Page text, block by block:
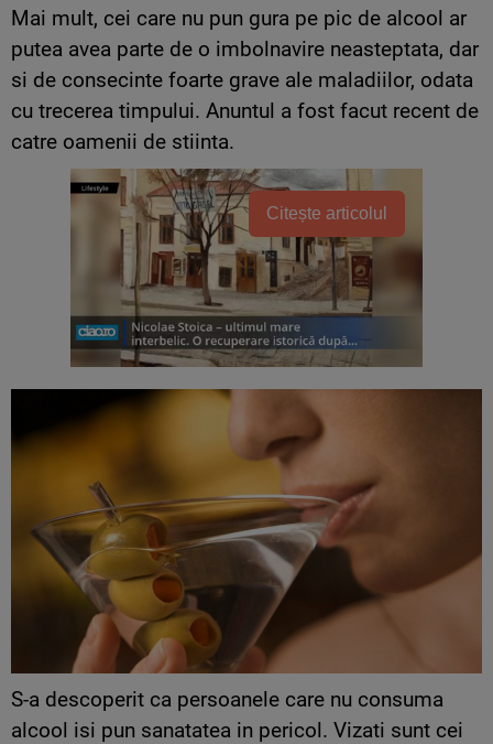
Mai mult, cei care nu pun gura pe pic de alcool ar
putea avea parte de o imbolnavire neasteptata, dar
si de consecinte foarte grave ale maladiilor, odata
cu trecerea timpului. Anuntul a fost facut recent de
catre oamenii de stiinta.
Citește articolul
S-a descoperit ca persoanele care nu consuma
alcool isi pun sanatatea in pericol. Vizati sunt cei